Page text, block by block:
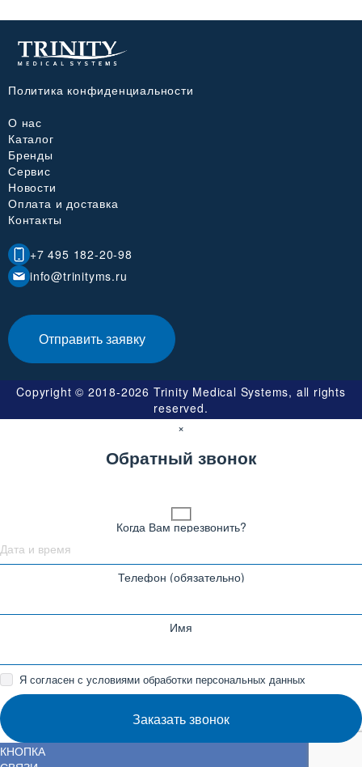
Политика конфиденциальности
О нас
Каталог
Бренды
Сервис
Новости
Оплата и доставка
Контакты
+7 495 182-20-98
info@trinityms.ru
Отправить заявку
Copyright © 2018-2026 Trinity Medical Systems, all rights
reserved.
×
Обратный звонок
Когда Вам перезвонить?
Телефон (обязательно)
Имя
Я согласен с условиями обработки персональных данных
Заказать звонок
КНОПКА